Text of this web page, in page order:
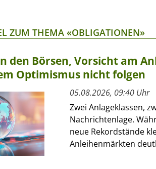
ZUM THEMA «OBLIGATIONEN»
den Börsen, Vorsicht am
Optimismus nicht folgen
05.08.2026, 09:40 Uhr
Zwei Anlageklassen,
Nachrichtenlage.
neue Rekordstände
Anleihenmärkten